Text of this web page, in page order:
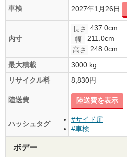
車検 2027年1月26日
内寸
長さ
437.0cm
幅
211.0cm
高さ
248.0cm
最大積載
3000 kg
リサイクル料
8,830円
陸送費 陸送費を表示
ハッシュタグ
#サイド扉
#車検
ボデー